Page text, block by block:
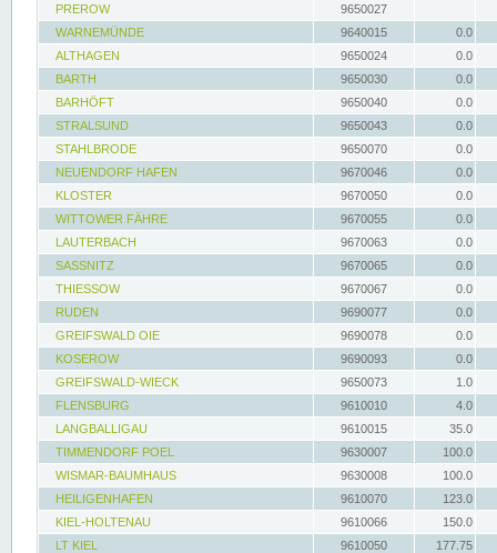
PREROW
9650027
WARNEMÜNDE
9640015
0.0
ALTHAGEN
9650024
0.0
BARTH
9650030
0.0
BARHÖFT
9650040
0.0
STRALSUND
9650043
0.0
STAHLBRODE
9650070
0.0
NEUENDORF HAFEN
9670046
0.0
KLOSTER
9670050
0.0
WITTOWER FÄHRE
9670055
0.0
LAUTERBACH
9670063
0.0
SASSNITZ
9670065
0.0
THIESSOW
9670067
0.0
RUDEN
9690077
0.0
GREIFSWALD OIE
9690078
0.0
KOSEROW
9690093
0.0
GREIFSWALD-WIECK
9650073
1.0
FLENSBURG
9610010
4.0
LANGBALLIGAU
9610015
35.0
TIMMENDORF POEL
9630007
100.0
WISMAR-BAUMHAUS
9630008
100.0
HEILIGENHAFEN
9610070
123.0
KIEL-HOLTENAU
9610066
150.0
LT KIEL
9610050
177.75